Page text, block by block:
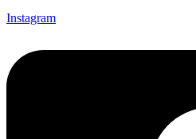
Instagram